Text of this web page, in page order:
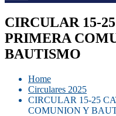
CIRCULAR 15-
PRIMERA
BAUTISMO
Home
Circulares 2025
CIRCULAR 15-25
COMUNION Y